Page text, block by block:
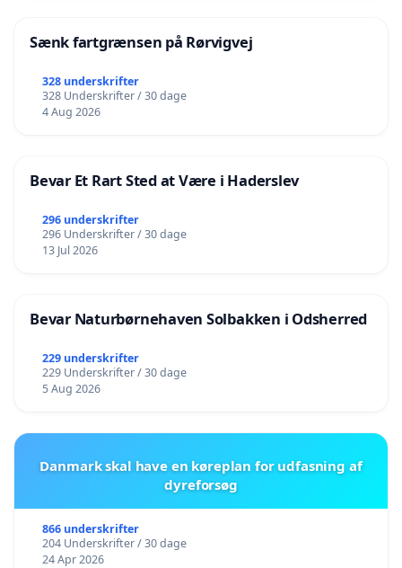
Sænk fartgrænsen på Rørvigvej
328 underskrifter
328 Underskrifter / 30 dage
4 Aug 2026
Bevar Et Rart Sted at Være i Haderslev
296 underskrifter
296 Underskrifter / 30 dage
13 Jul 2026
Bevar Naturbørnehaven Solbakken i Odsherred
229 underskrifter
229 Underskrifter / 30 dage
5 Aug 2026
Danmark skal have en køreplan for udfasning af
dyreforsøg
866 underskrifter
204 Underskrifter / 30 dage
24 Apr 2026